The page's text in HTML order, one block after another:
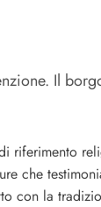
Il
riferimento
che
con la